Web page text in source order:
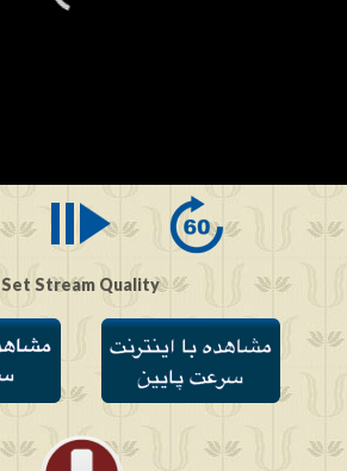
Set Stream Quality